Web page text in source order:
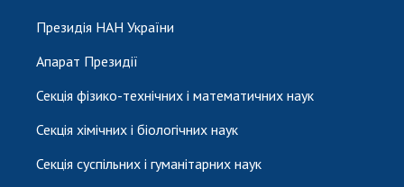
Президія НАН України
Апарат Президії
Секція фізико-технічних і математичних наук
Секція хімічних і біологічних наук
Секція суспільних і гуманітарних наук